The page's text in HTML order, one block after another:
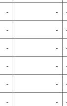
- -
- -
- -
- -
- -
- -